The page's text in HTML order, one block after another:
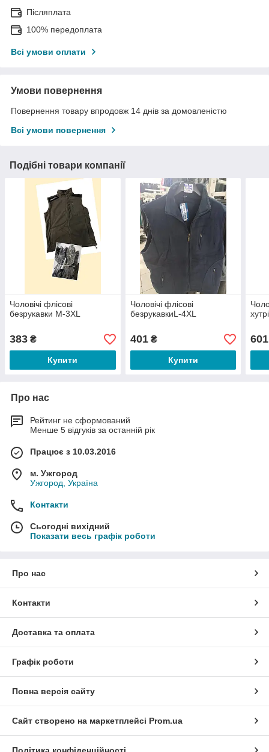
Післяплата
100% передоплата
Всі умови оплати
Умови повернення
Повернення товару впродовж 14 днів за домовленістю
Всі умови повернення
Подібні товари компанії
Чоловічі флісові
безрукавки M-3XL
383 ₴
Купити
Чоловічі флісові
безрукавкиL-4XL
401₴
Купити
601
Про нас
Рейтинг не сформований
Менше 5 відгуків за останній рік
Працює з 10.03.2016
м. Ужгород
Ужгород, Україна
Контакти
Сьогодні вихідний
Показати весь графік роботи
Про нас
Контакти
Доставка та оплата
Графік роботи
Повна версія сайту
Сайт створено на маркетплейсі Prom.ua